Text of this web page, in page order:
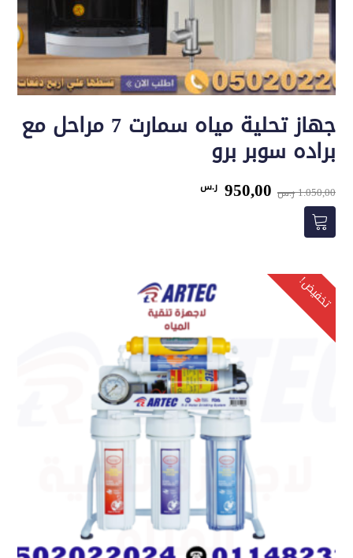
جهاز تحلية مياه سمارت 7 مراحل مع
براده سوبر برو
1.050,00ر.س السعر
الأصلي
950,00 ر.سالسعر
تخفيض!